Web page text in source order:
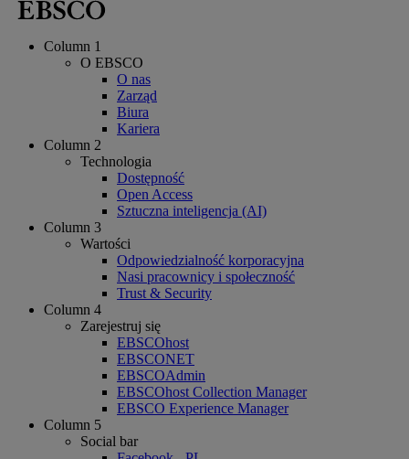
Column 1
O EBSCO
O nas
Zarząd
Biura
Kariera
Column 2
Technologia
Dostępność
Open Access
Sztuczna inteligencja (AI)
Column 3
Wartości
Odpowiedzialność korporacyjna
Nasi pracownicy i społeczność
Trust & Security
Column 4
Zarejestruj się
EBSCOhost
EBSCONET
EBSCOAdmin
EBSCOhost Collection Manager
EBSCO Experience Manager
Column 5
Social bar